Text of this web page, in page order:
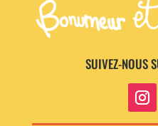
SUIVEZ-NOUS